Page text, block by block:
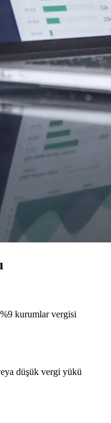
kurumlar vergisi
düşük vergi yükü